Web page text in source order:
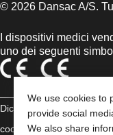
We use cookies to
provide social
We also share
© 2026 Dansac A/S.
I dispositivi medici
uno dei seguenti
Dichiarazione di copyright
cookie Compliance